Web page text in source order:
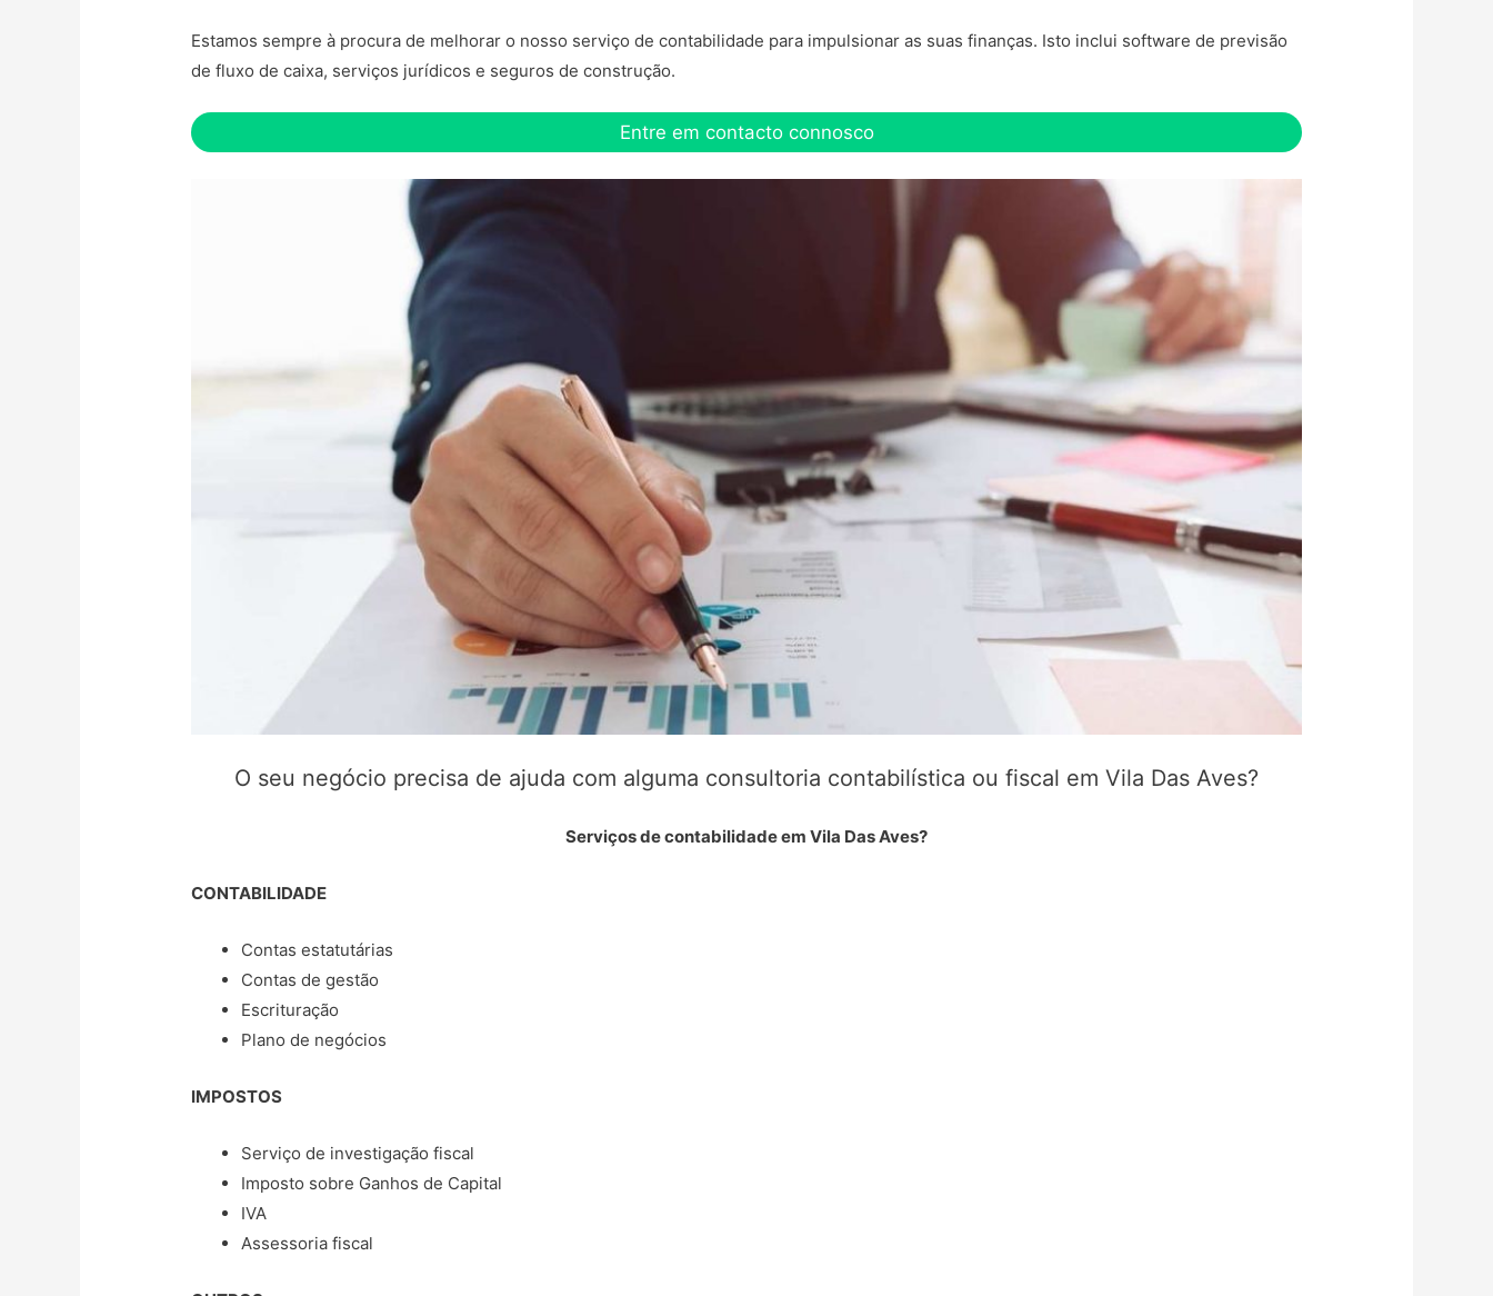
Estamos sempre à procura de melhorar o nosso serviço de contabilidade para impulsionar as suas finanças. Isto inclui software de previsão
de fluxo de caixa, serviços jurídicos e seguros de construção.
Entre em contacto connosco
O seu negócio precisa de ajuda com alguma consultoria contabilística ou fiscal em Vila Das Aves?
Serviços de contabilidade em Vila Das Aves?
CONTABILIDADE
Contas estatutárias
Contas de gestão
Escrituração
Plano de negócios
IMPOSTOS
Serviço de investigação fiscal
Imposto sobre Ganhos de Capital
IVA
Assessoria fiscal